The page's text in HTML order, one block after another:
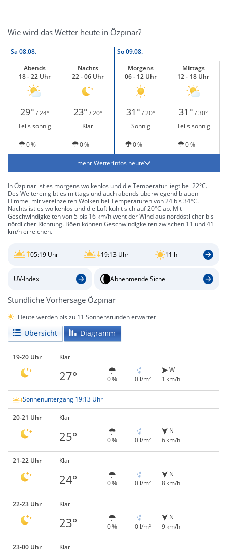
Wie wird das Wetter heute in Özpınar?
Sa 08.08. So09.08.
Abends
18 - 22 Uhr
Nachts
22 - 06 Uhr
Morgens
06 - 12 Uhr
Mittags
12 - 18 Uhr
29° / 24° 23° / 20° 31° / 20° 31° / 30°
Teils sonnig
Klar Sonnig Teils sonnig
0 % 0 % 0 % 0 %
mehr Wetterinfos heute
In Özpınar ist es morgens wolkenlos und die Temperatur liegt bei 22°C.
Des Weiteren gibt es mittags und auch abends überwiegend blauen
Himmel mit vereinzelten Wolken bei Temperaturen von 24 bis 34°C.
Nachts ist es wolkenlos und die Luft kühlt sich auf 20°C ab. Mit
Geschwindigkeiten von 5 bis 16 km/h weht der Wind aus nordöstlicher bis
nördlicher Richtung. Böen können Geschwindigkeiten zwischen 11 und 41
km/h erreichen.
05:19 Uhr 19:13 Uhr 11 h
UV-Index Abnehmende Sichel
Stündliche Vorhersage Özpınar
Heute werden bis zu 11 Sonnenstunden erwartet
Übersicht Diagramm
19-20 Uhr Klar
27° 0 % 0 l/m²
W
1 km/h
Sonnenuntergang 19:13 Uhr
20-21 Uhr Klar
25° 0 % 0 l/m²
N
6 km/h
21-22 Uhr Klar
24° 0 % 0 l/m²
N
8 km/h
22-23 Uhr Klar
23° 0 % 0 l/m²
N
9 km/h
23-00 Uhr Klar